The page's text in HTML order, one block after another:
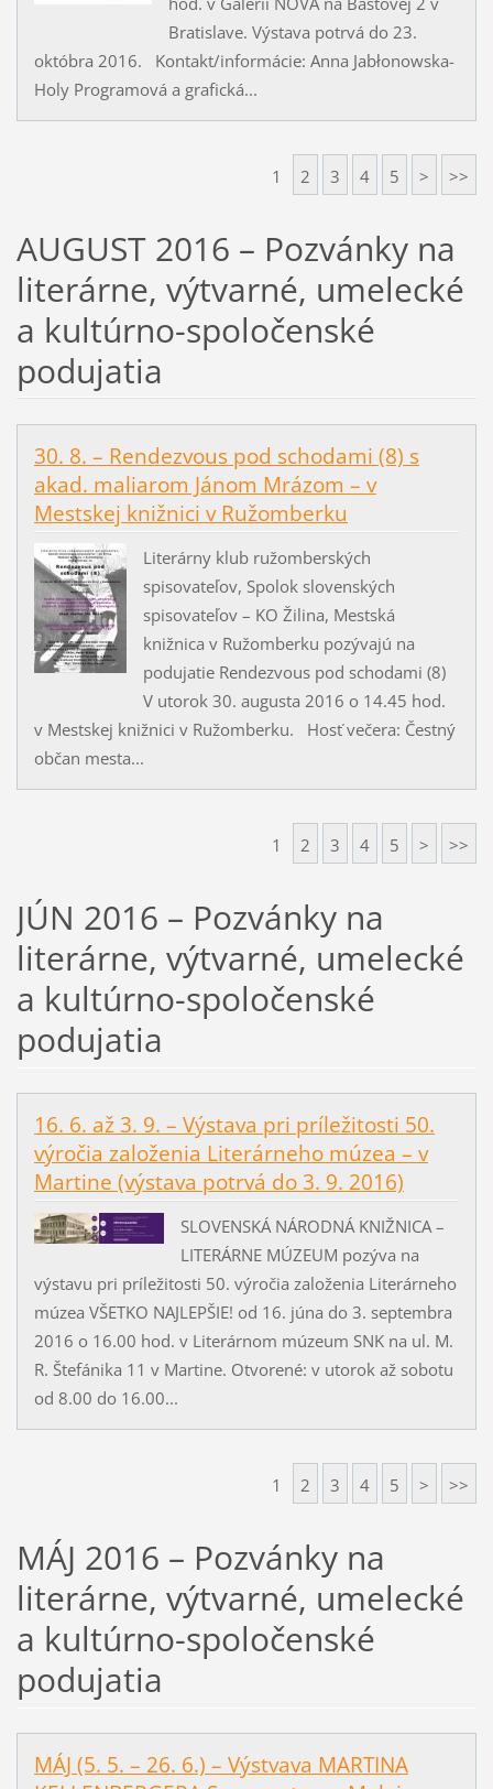
Bratislave. Výstava potrvá do 23.
októbra 2016. Kontakt/informácie: Anna Jabłonowska-
Holy Programová a grafická...
1 2 3 4 5 > >>
AUGUST 2016 – Pozvánky na
literárne, výtvarné, umelecké
a kultúrno-spoločenské
podujatia
30. 8. – Rendezvous pod schodami (8) s
akad. maliarom Jánom Mrázom – v
Mestskej knižnici v Ružomberku
Literárny klub ružomberských
spisovateľov, Spolok slovenských
spisovateľov – KO Žilina, Mestská
knižnica v Ružomberku pozývajú na
podujatie Rendezvous pod schodami (8)
V utorok 30. augusta 2016 o 14.45 hod.
v Mestskej knižnici v Ružomberku. Hosť večera: Čestný
občan mesta...
1 2 3 4 5 > >>
JÚN 2016 – Pozvánky na
literárne, výtvarné, umelecké
a kultúrno-spoločenské
podujatia
16. 6. až 3. 9. – Výstava pri príležitosti 50.
výročia založenia Literárneho múzea – v
Martine (výstava potrvá do 3. 9. 2016)
SLOVENSKÁ NÁRODNÁ KNIŽNICA –
LITERÁRNE MÚZEUM pozýva na
výstavu pri príležitosti 50. výročia založenia Literárneho
múzea VŠETKO NAJLEPŠIE! od 16. júna do 3. septembra
2016 o 16.00 hod. v Literárnom múzeum SNK na ul. M.
R. Štefánika 11 v Martine. Otvorené: v utorok až sobotu
od 8.00 do 16.00...
1 2 3 4 5 > >>
MÁJ 2016 – Pozvánky na
literárne, výtvarné, umelecké
a kultúrno-spoločenské
podujatia
MÁJ (5. 5. – 26. 6.) – Výstvava MARTINA